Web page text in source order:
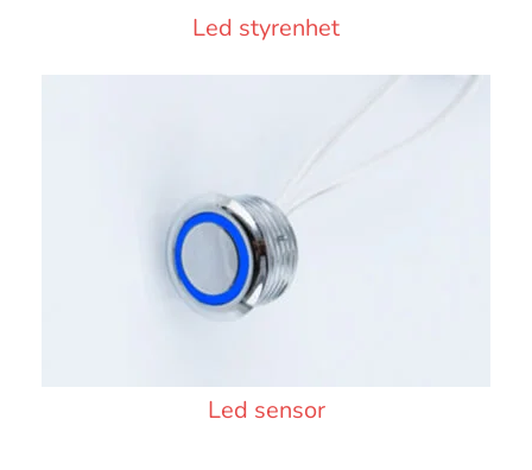
Led styrenhet
Led sensor